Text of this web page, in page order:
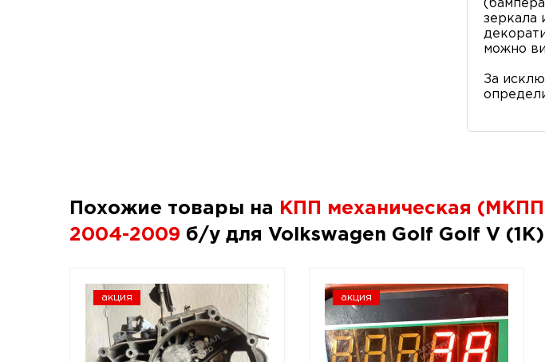
зеркала
можно
За
Похожие товары на
КПП механическая
2004-2009 б/у для Volkswagen Golf Golf V
акция акция